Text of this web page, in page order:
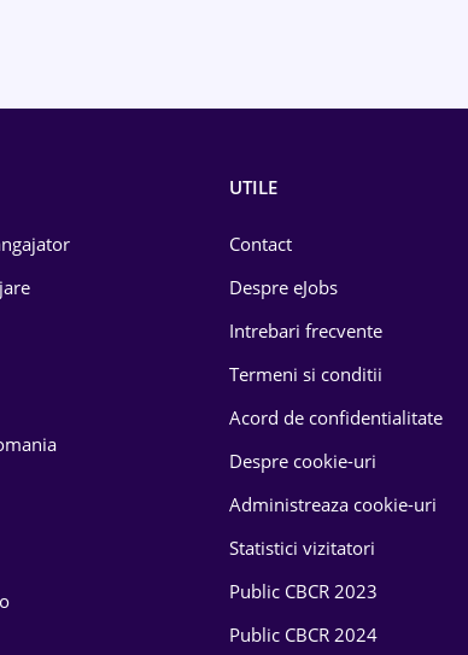
UTILE
Contact
Despre eJobs
Intrebari frecvente
Termeni si conditii
Acord de confidentialitate
Despre cookie-uri
Administreaza cookie-uri
Statistici vizitatori
Public CBCR 2023
Public CBCR 2024